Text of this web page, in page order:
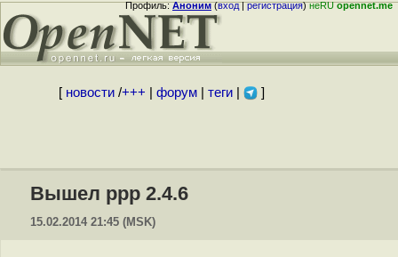
Профиль:Аноним(вход|регистрация)неRUopennet.me
[ новости/+++ форум| теги| ]
Вышел ppp 2.4.6
15.02.2014 21:45 (MSK)